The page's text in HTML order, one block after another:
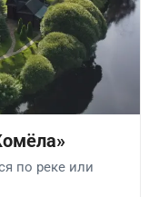
по реке или